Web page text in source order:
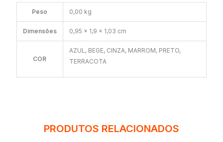
Peso 0,00 kg
Dimensões 0,95 × 1,9 × 1,03 cm
COR
AZUL, BEGE, CINZA, MARROM, PRETO,
TERRACOTA
PRODUTOS RELACIONADOS